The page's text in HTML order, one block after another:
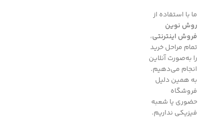
ما با استفاده از
روش نوین
فروش اینترنتی،
تمام مراحل خرید
را به‌صورت آنلاین
انجام می‌دهیم.
به همین دلیل
فروشگاه
حضوری یا شعبه
فیزیکی نداریم.